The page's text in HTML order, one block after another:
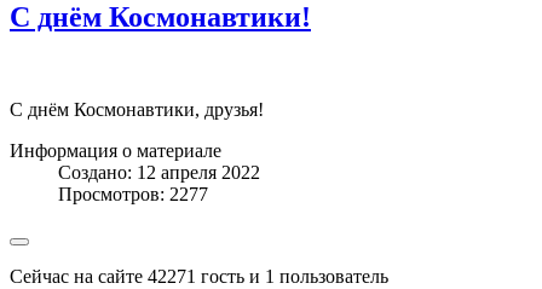
С днём Космонавтики!
С днём Космонавтики, друзья!
Информация о материале
Создано: 12 апреля 2022
Просмотров: 2277
Сейчас на сайте 42271 гость и 1 пользователь